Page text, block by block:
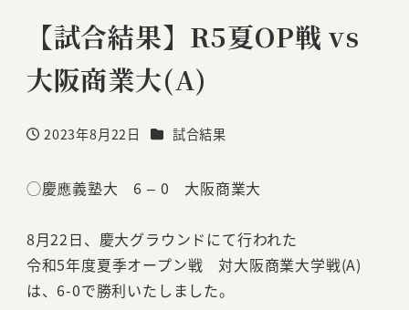
【試合結果】R5夏OP戦 vs
大阪商業大(A)
投稿日
2023年8月22日 カテゴリー
試合結果
◯慶應義塾大 6 – 0 大阪商業大
8月22日、慶大グラウンドにて行われた
令和5年度夏季オープン戦 対大阪商業大学戦(A)
は、6-0で勝利いたしました。